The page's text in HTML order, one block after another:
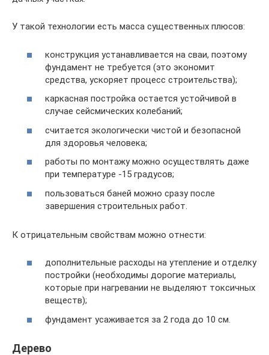
У такой технологии есть масса существенных плюсов:
конструкция устанавливается на сваи, поэтому
фундамент не требуется (это экономит
средства, ускоряет процесс строительства);
каркасная постройка остается устойчивой в
случае сейсмических колебаний;
считается экологически чистой и безопасной
для здоровья человека;
работы по монтажу можно осуществлять даже
при температуре -15 градусов;
пользоваться баней можно сразу после
завершения строительных работ.
К отрицательным свойствам можно отнести:
дополнительные расходы на утепление и отделку
постройки (необходимы дорогие материалы,
которые при нагревании не выделяют токсичных
веществ);
фундамент усаживается за 2 года до 10 см.
Дерево